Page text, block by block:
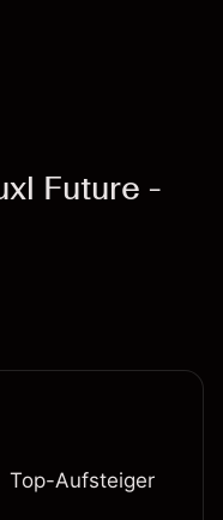
Future -
Top-Aufsteiger